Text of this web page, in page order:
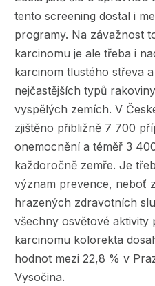
tento screening dostal i
programy. Na závažnost
karcinomu je ale třeba i
karcinom tlustého střeva
nejčastějších typů
vyspělých zemích. V
zjištěno přibližně 7 700
onemocnění a téměř 3
každoročně zemře. Je
význam prevence, neboť
hrazených zdravotních
všechny osvětové aktivity
karcinomu kolorekta
hodnot mezi 22,8 % v
Vysočina.